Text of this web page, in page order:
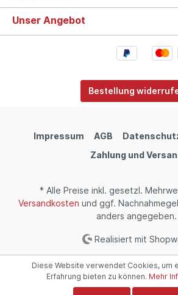
Unser Angebot
Bestellung
Impressum AGB
Zahlung und
* Alle Preise inkl. gesetzl.
Versandkosten und ggf.
anders angegeben.
Realisiert mit
Diese Website verwendet Cookies, um
Erfahrung bieten zu können. Mehr